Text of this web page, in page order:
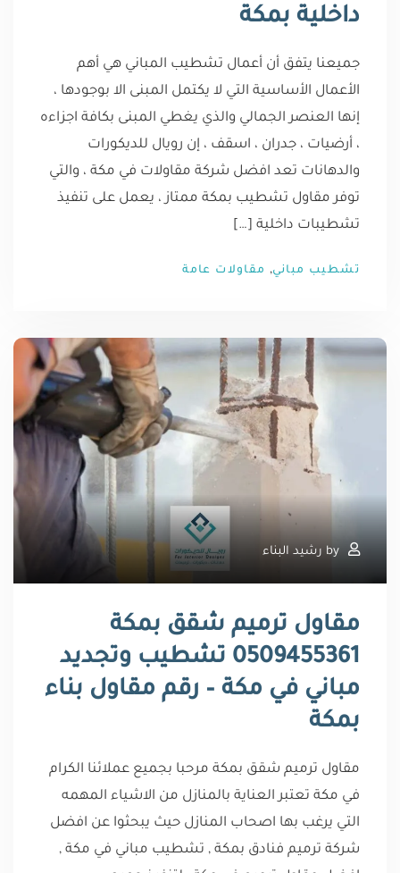
داخلية بمكة
جميعنا يتفق أن أعمال تشطيب المباني هي أهم
الأعمال الأساسية التي لا يكتمل المبنى الا بوجودها ،
إنها العنصر الجمالي والذي يغطي المبنى بكافة اجزاءه
، أرضيات ، جدران ، اسقف ، إن رويال للديكورات
والدهانات تعد افضل شركة مقاولات في مكة ، والتي
توفر مقاول تشطيب بمكة ممتاز ، يعمل على تنفيذ
تشطيبات داخلية […]
تشطيب مباني, مقاولات عامة
by رشيد البناء
مقاول ترميم شقق بمكة
0509455361 تشطيب وتجديد
مباني في مكة – رقم مقاول بناء
بمكة
مقاول ترميم شقق بمكة مرحبا بجميع عملائنا الكرام
في مكة تعتبر العناية بالمنازل من الاشياء المهمه
التي يرغب بها اصحاب المنازل حيث يبحثوا عن افضل
شركة ترميم فنادق بمكة , تشطيب مباني في مكة ,